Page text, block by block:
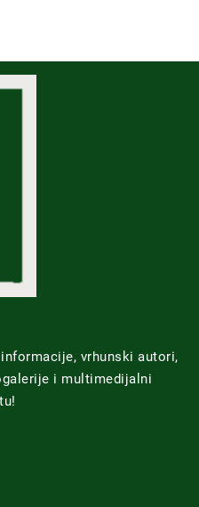
vrhunski autori,
i multimedijalni